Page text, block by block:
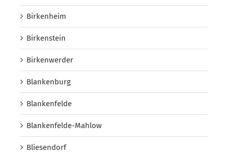
Birkenheim
Birkenstein
Birkenwerder
Blankenburg
Blankenfelde
Blankenfelde-Mahlow
Bliesendorf